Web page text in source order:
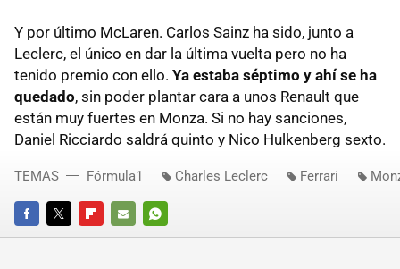
Y por último McLaren. Carlos Sainz ha sido, junto a
Leclerc, el único en dar la última vuelta pero no ha
tenido premio con ello. Ya estaba séptimo y ahí se ha
quedado, sin poder plantar cara a unos Renault que
están muy fuertes en Monza. Si no hay sanciones,
Daniel Ricciardo saldrá quinto y Nico Hulkenberg sexto.
FACEBOOKTWITTERFLIPBOARD
E-
WHATSAPP
TEMAS Fórmula1 Charles Leclerc Ferrari